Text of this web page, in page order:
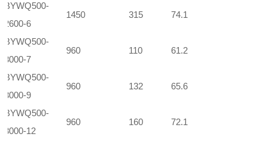
BYWQ500-
2600-6
1450 315 74.1
BYWQ500-
3000-7
960 110 61.2
BYWQ500-
3000-9
960 132 65.6
BYWQ500-
3000-12
960 160 72.1